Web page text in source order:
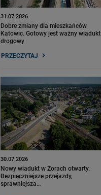
31.07.2026
Dobre zmiany dla mieszkańców
Katowic. Gotowy jest ważny wiadukt
drogowy
PRZECZYTAJ
30.07.2026
Nowy wiadukt w Żorach otwarty.
Bezpieczniejsze przejazdy,
sprawniejsza…